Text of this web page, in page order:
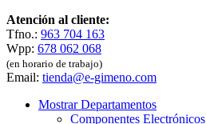
Atención al cliente:
Tfno.: 963 704 163
Wpp: 678 062 068
(en horario de trabajo)
Email: tienda@e-gimeno.com
Mostrar Departamentos
Componentes Electrónicos